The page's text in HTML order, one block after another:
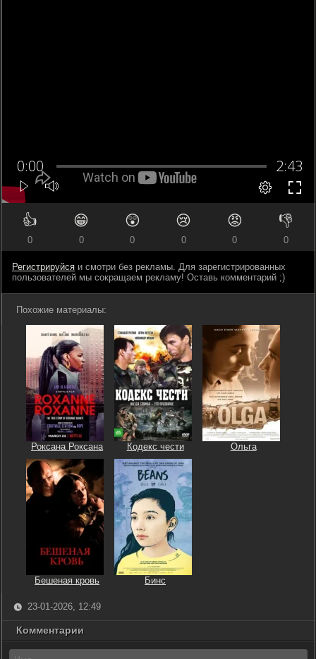
👍
0
😁
0
😲
0
😢
0
😡
0
👎
0
Регистрируйся и смотри без рекламы. Для зарегистрированных
пользователей мы сокращаем рекламу! Оставь комментарий ;)
Похожие материалы:
Роксана Роксана Кодекс чести Ольга
Бешеная кровь Бинс
23-01-2026, 12:49
Комментарии